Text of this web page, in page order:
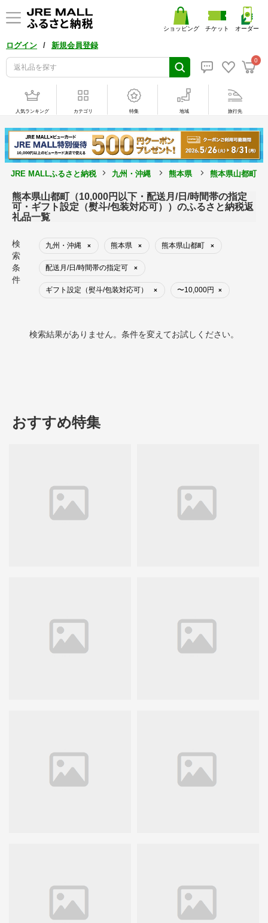
ログイン / 新規会員登録
0
ショッピング チケット オーダー
人気ランキング カテゴリ 特集 地域 旅行先
JRE MALLふるさと納税 九州・沖縄 熊本県 熊本県山都町
熊本県山都町（10,000円以下・配送月/日/時間帯の指定
可・ギフト設定（熨斗/包装対応可））のふるさと納税返
礼品一覧
検
索
条
件
九州・沖縄 × 熊本県 × 熊本県山都町 ×
配送月/日/時間帯の指定可 ×
ギフト設定（熨斗/包装対応可） × 〜10,000円 ×
検索結果がありません。条件を変えてお試しください。
おすすめ特集